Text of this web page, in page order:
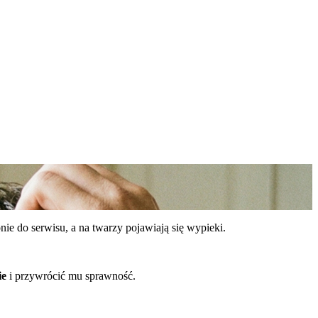
do serwisu, a na twarzy pojawiają się wypieki.
i przywrócić mu sprawność.